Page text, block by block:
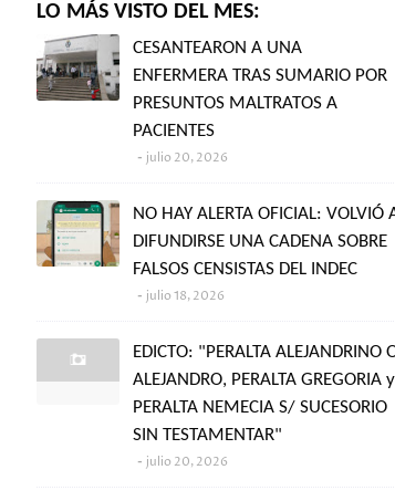
LO MÁS VISTO DEL MES:
CESANTEARON A UNA
ENFERMERA TRAS SUMARIO POR
PRESUNTOS MALTRATOS A
PACIENTES
julio 20, 2026
NO HAY ALERTA OFICIAL: VOLVIÓ
DIFUNDIRSE UNA CADENA SOBRE
FALSOS CENSISTAS DEL INDEC
julio 18, 2026
EDICTO: "PERALTA ALEJANDRINO
ALEJANDRO, PERALTA GREGORIA y
PERALTA NEMECIA S/ SUCESORIO
SIN TESTAMENTAR"
julio 20, 2026